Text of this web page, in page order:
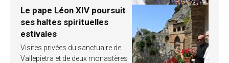
Le pape Léon XIV poursuit
ses haltes spirituelles
estivales
Visites privées du sanctuaire de
Vallepietra et de deux monastères